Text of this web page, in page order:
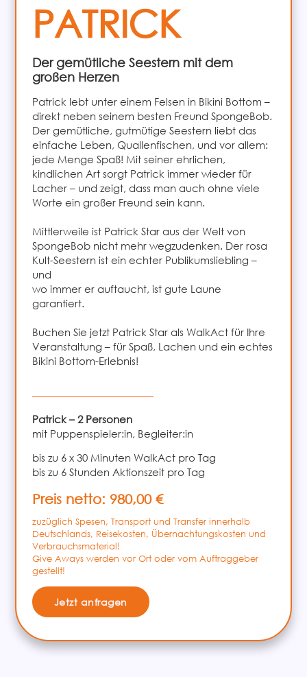
PATRICK
Der gemütliche Seestern mit dem
großen Herzen
Patrick lebt unter einem Felsen in Bikini Bottom –
direkt neben seinem besten Freund SpongeBob.
Der gemütliche, gutmütige Seestern liebt das
einfache Leben, Quallenfischen, und vor allem:
jede Menge Spaß! Mit seiner ehrlichen,
kindlichen Art sorgt Patrick immer wieder für
Lacher – und zeigt, dass man auch ohne viele
Worte ein großer Freund sein kann.
Mittlerweile ist Patrick Star aus der Welt von
SpongeBob nicht mehr wegzudenken. Der rosa
Kult-Seestern ist ein echter Publikumsliebling –
und
wo immer er auftaucht, ist gute Laune
garantiert.
Buchen Sie jetzt Patrick Star als WalkAct für Ihre
Veranstaltung – für Spaß, Lachen und ein echtes
Bikini Bottom-Erlebnis!
Patrick – 2 Personen
mit Puppenspieler:in, Begleiter:in
bis zu 6 x 30 Minuten WalkAct pro Tag
bis zu 6 Stunden Aktionszeit pro Tag
Preis netto: 980,00 €
zuzüglich Spesen, Transport und Transfer innerhalb
Deutschlands, Reisekosten, Übernachtungskosten und
Verbrauchsmaterial!
Give Aways werden vor Ort oder vom Auftraggeber
gestellt!
Jetzt anfragen